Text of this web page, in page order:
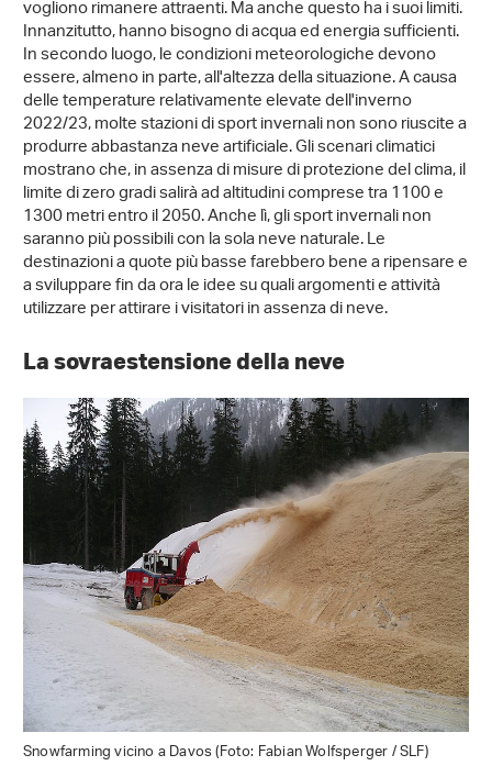
vogliono rimanere attraenti. Ma anche questo ha i suoi limiti.
Innanzitutto, hanno bisogno di acqua ed energia sufficienti.
In secondo luogo, le condizioni meteorologiche devono
essere, almeno in parte, all'altezza della situazione. A causa
delle temperature relativamente elevate dell'inverno
2022/23, molte stazioni di sport invernali non sono riuscite a
produrre abbastanza neve artificiale. Gli scenari climatici
mostrano che, in assenza di misure di protezione del clima, il
limite di zero gradi salirà ad altitudini comprese tra 1100 e
1300 metri entro il 2050. Anche lì, gli sport invernali non
saranno più possibili con la sola neve naturale. Le
destinazioni a quote più basse farebbero bene a ripensare e
a sviluppare fin da ora le idee su quali argomenti e attività
utilizzare per attirare i visitatori in assenza di neve.
La sovraestensione della neve
Snowfarming vicino a Davos (Foto: Fabian Wolfsperger / SLF)